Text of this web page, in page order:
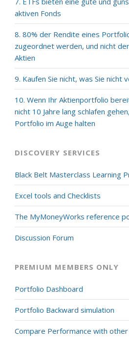
aktiven Fonds
8. 80% der Rendite eines
zugeordnet werden, und nicht
Aktien
9. Kaufen Sie nicht, was Sie nicht
10. Wenn Ihr Aktienportfolio
nicht 10 Jahre lang schlafen
Portfolio im Auge halten
DISCOVERY SERVICES
Black Belt Masterclass Learning
Excel tools and Checklists
The MyMoneyWorks reference
Discussion Forum
PREMIUM MEMBERS ONLY
Portfolio Dashboard
Portfolio Backward simulation
Compare Performance with